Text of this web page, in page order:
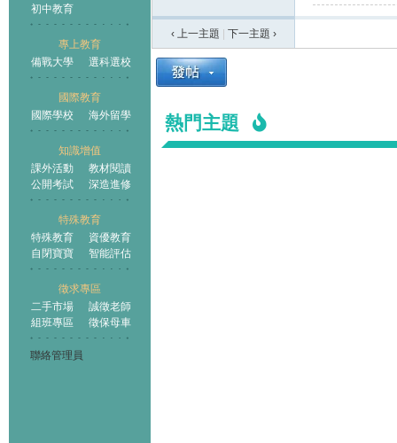
初中教育
專上教育
備戰大學
選科選校
國際教育
國際學校
海外留學
知識增值
課外活動
教材閱讀
公開考試
深造進修
特殊教育
特殊教育
資優教育
自閉寶寶
智能評估
徵求專區
二手市場
誠徵老師
組班專區
徵保母車
聯絡管理員
‹ 上一主題 下一主題 ›
熱門主題